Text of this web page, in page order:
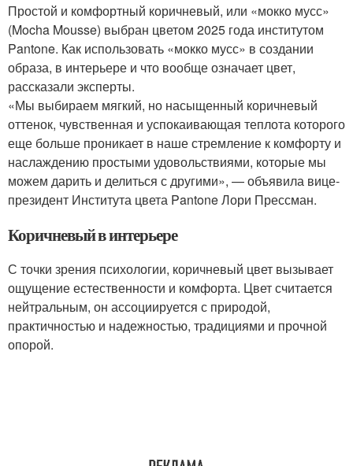
Простой и комфортный коричневый, или «мокко мусс»
(Mocha Mousse) выбран цветом 2025 года институтом
Pantone. Как использовать «мокко мусс» в создании
образа, в интерьере и что вообще означает цвет,
рассказали эксперты.
«Мы выбираем мягкий, но насыщенный коричневый
оттенок, чувственная и успокаивающая теплота которого
еще больше проникает в наше стремление к комфорту и
наслаждению простыми удовольствиями, которые мы
можем дарить и делиться с другими», — объявила вице-
президент Института цвета Pantone Лори Прессман.
Коричневый в интерьере
С точки зрения психологии, коричневый цвет вызывает
ощущение естественности и комфорта. Цвет считается
нейтральным, он ассоциируется с природой,
практичностью и надежностью, традициями и прочной
опорой.